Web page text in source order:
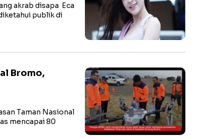
akrab disapa Eca
publik di
Bromo,
Taman Nasional
mencapai 80